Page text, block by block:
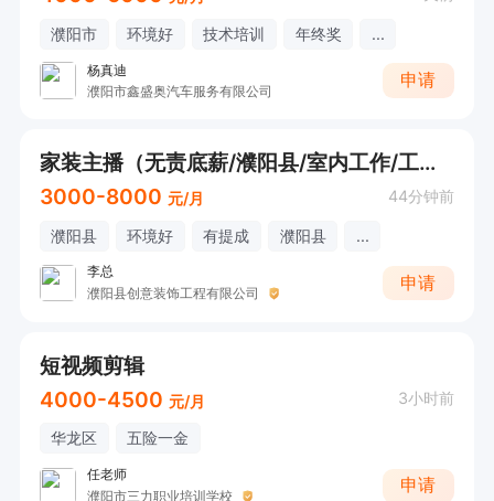
濮阳市 环境好 技术培训 年终奖 ...
杨真迪
濮阳市鑫盛奥汽车服务有限公司
申请
家装主播（无责底薪/濮阳县/室内工作/工作简单/请直接电话联系）
3000-8000 元/月 44分钟前
濮阳县 环境好 有提成 濮阳县 ...
李总
濮阳县创意装饰工程有限公司
申请
短视频剪辑
4000-4500 元/月 3小时前
华龙区 五险一金
任老师
濮阳市三力职业培训学校
申请